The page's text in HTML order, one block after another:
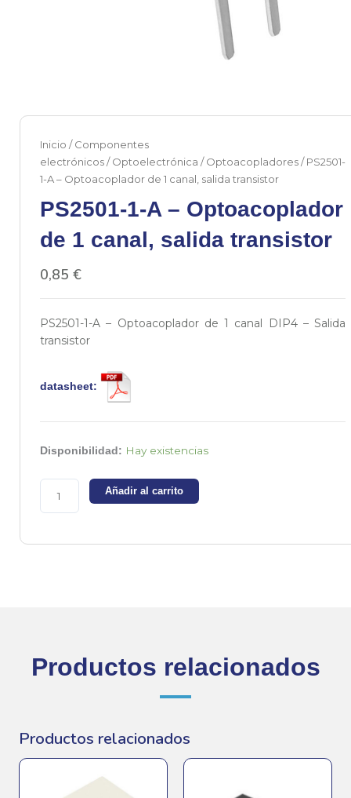
Inicio /Componentes
electrónicos/Optoelectrónica /Optoacopladores/ PS2501-
1-A – Optoacoplador de 1 canal, salida transistor
PS2501-1-A – Optoacoplador
de 1 canal, salida transistor
0,85 €
PS2501-1-A – Optoacoplador de 1 canal DIP4 – Salida
transistor
datasheet:
Disponibilidad: Hay existencias
PS2501-
A
Optoacoplador
Añadir al carrito
Productos relacionados
Productos relacionados